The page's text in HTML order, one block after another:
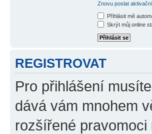
Znovu poslat
Přihlásit mě
Skrýt můj online
REGISTROVAT
Pro přihlášení
dává vám mnohem
rozšířené